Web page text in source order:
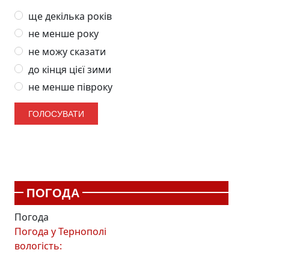
ще декілька років
не менше року
не можу сказати
до кінця цієї зими
не менше півроку
ПОГОДА
Погода
Погода уТернополі
вологість: